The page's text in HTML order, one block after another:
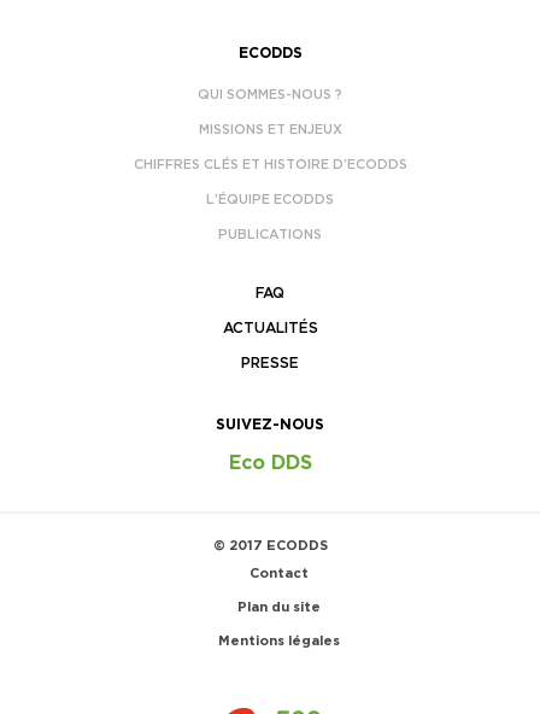
ECODDS
QUI SOMMES-NOUS ?
MISSIONS ET ENJEUX
CHIFFRES CLÉS ET HISTOIRE D’ECODDS
L’ÉQUIPE ECODDS
PUBLICATIONS
FAQ
ACTUALITÉS
PRESSE
SUIVEZ-NOUS
Eco DDS
© 2017 ECODDS
Contact
Plan du site
Mentions légales